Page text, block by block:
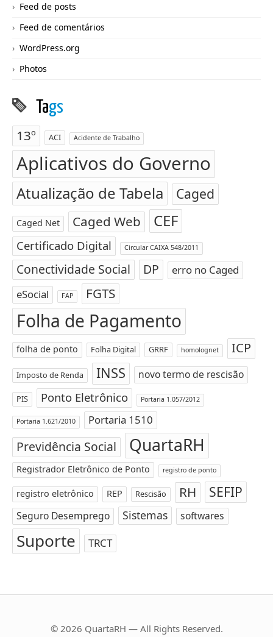
Feed de posts
Feed de comentários
WordPress.org
Photos
Tags
13º ACI Acidente de Trabalho
Aplicativos do Governo
Atualização de Tabela Caged
Caged Net Caged Web CEF
Certificado Digital Circular CAIXA 548/2011
Conectividade Social DP
erro no Caged
eSocial
FAP FGTS
Folha de Pagamento
folha de ponto Folha Digital GRRF homolognet ICP
Imposto de Renda INSS novo termo de rescisão
PIS Ponto Eletrônico Portaria 1.057/2012
Portaria 1.621/2010 Portaria 1510
Previdência Social QuartaRH
Registrador Eletrônico de Ponto registro de ponto
registro eletrônico REP Rescisão RH SEFIP
Seguro Desemprego Sistemas softwares
Suporte TRCT
© 2026 QuartaRH — All Rights Reserved.